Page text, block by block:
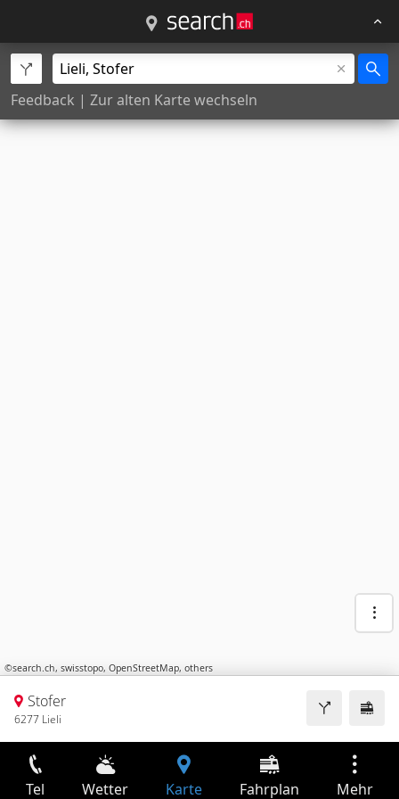
Feedback | Zur alten Karte wechseln
©search.ch, swisstopo, OpenStreetMap, others
Stofer
6277 Lieli
Tel Wetter Karte Fahrplan Mehr